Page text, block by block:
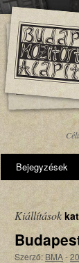
Bejegyzések
Kiállítások
Szerző:BMA-